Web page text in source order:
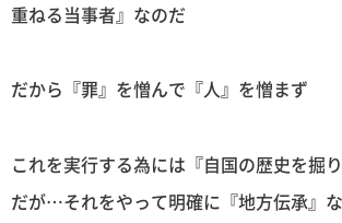
重ねる当事者』なのだ
だから『罪』を憎んで『人』を憎まず
これを実行する為には『自国の歴史を掘
だが…それをやって明確に『地方伝承』